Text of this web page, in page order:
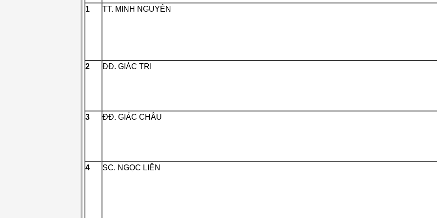
1 TT. MINH NGUYÊN
2 ĐĐ. GIÁC TRI
3 ĐĐ. GIÁC CHÂU
4 SC. NGỌC LIÊN